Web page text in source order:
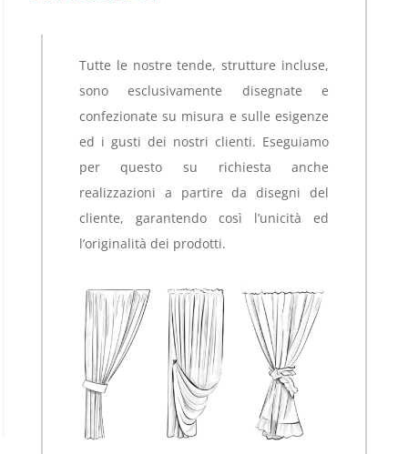
Tutte le nostre tende, strutture incluse,
sono esclusivamente disegnate e
confezionate su misura e sulle esigenze
ed i gusti dei nostri clienti. Eseguiamo
per questo su richiesta anche
realizzazioni a partire da disegni del
cliente, garantendo così l’unicità ed
l’originalità dei prodotti.